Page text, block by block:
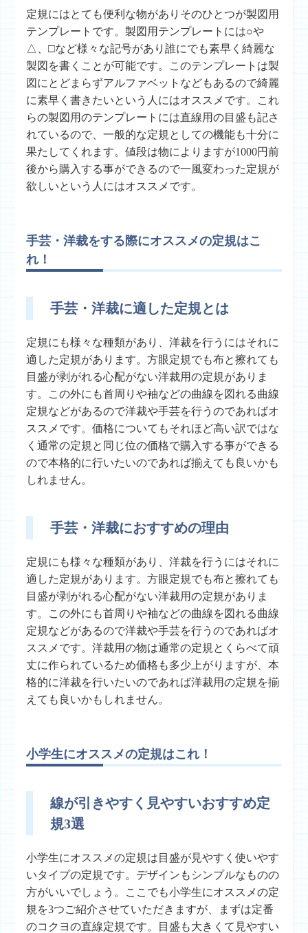
定規にはとても便利な物がありそのひとつが製図用
テンプレートです。製図用テンプレートには○や
△、□など様々な記号があり誰にでも素早く綺麗な
製図を書くことが可能です。このテンプレートは製
図にとどまらずアルファベットなどもあるので綺麗
に素早く書きたいという人にはオススメです。これ
らの製図用のテンプレートには直線用の目盛も記さ
れているので、一般的な定規としての機能も十分に
果たしてくれます。値段は物によりますが1000円前
後から購入する事ができるので一風変わった定規が
欲しいという人にはオススメです。
手芸・洋裁をする際にオススメの定規はこ
れ！
手芸・洋裁に適した定規とは
定規にも様々な種類があり、洋裁を行うにはそれに
適した定規があります。方眼定規でも布と擦れても
目盛が剥がれる心配がない洋裁用の定規がありま
す。この外にも首周りや袖などの曲線を図れる曲線
定規などがあるので洋裁や手芸を行うのであればオ
ススメです。価格についてもそれほど高い訳ではな
く通常の定規と同じ位の価格で購入する事ができる
ので本格的に行いたいのであれば揃えても良いかも
しれません。
手芸・洋裁におすすめの理由
定規にも様々な種類があり、洋裁を行うにはそれに
適した定規があります。方眼定規でも布と擦れても
目盛が剥がれる心配がない洋裁用の定規がありま
す。この外にも首周りや袖などの曲線を図れる曲線
定規などがあるので洋裁や手芸を行うのであればオ
ススメです。洋裁用の物は通常の定規とくらべて頑
丈に作られているため価格も多少上がりますが、本
格的に洋裁を行いたいのであれば洋裁用の定規を揃
えても良いかもしれません。
小学生にオススメの定規はこれ！
線が引きやすく見やすいおすすめ定
規3選
小学生にオススメの定規は目盛が見やすく使いやす
いタイプの定規です。デザインもシンプルなものの
方がいいでしょう。ここでも小学生にオススメの定
規を3つご紹介させていただきますが、まずは定番
のコクヨの直線定規です。目盛も大きくて見やすい